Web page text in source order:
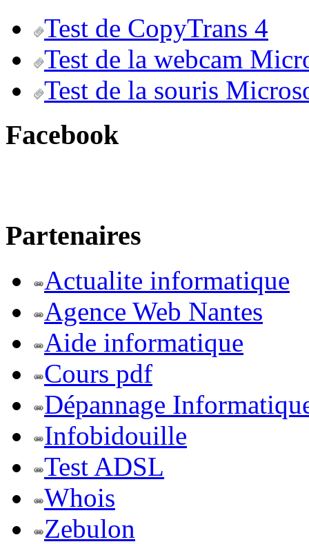
Test de CopyTrans 4
Test de la webcam
Test de la souris
Facebook
Partenaires
Actualite informatique
Agence Web Nantes
Aide informatique
Cours pdf
Dépannage
Infobidouille
Test ADSL
Whois
Zebulon